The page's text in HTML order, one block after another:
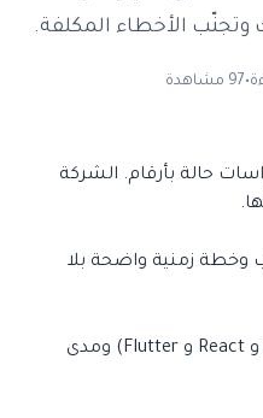
الأخطاء المكلفة.
• 97 مشاهدة
حالة بأرقام. الشركة
زمنية واضحة بلا
اسأل عن التقنيات (مثل Laravel و React و Flutter) ومدى